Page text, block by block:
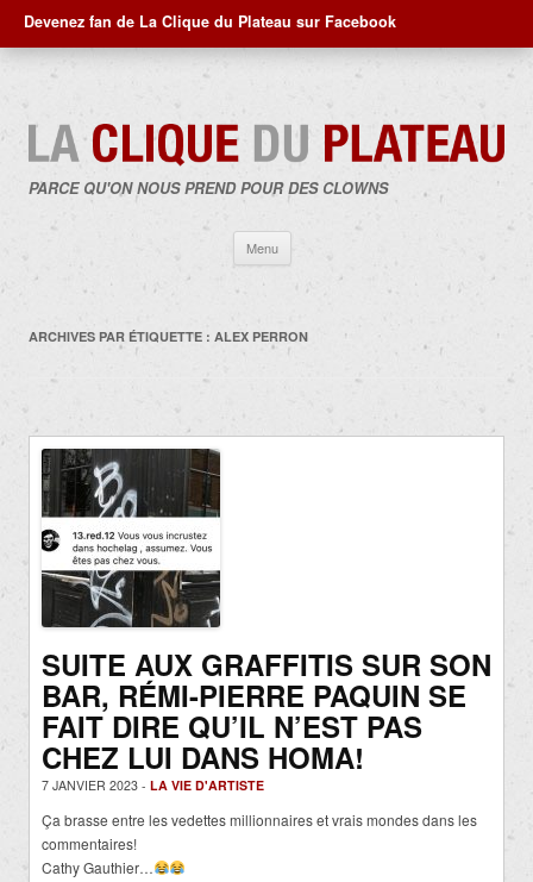
Devenez fan de La Clique du Plateau sur Facebook
PARCE QU'ON NOUS PREND POUR DES CLOWNS
Menu
contenu
ARCHIVES PAR ÉTIQUETTE : ALEX PERRON
SUITE AUX GRAFFITIS SUR SON
BAR, RÉMI-PIERRE PAQUIN SE
FAIT DIRE QU’IL N’EST PAS
CHEZ LUI DANS HOMA!
7 JANVIER 2023 - LA VIE D'ARTISTE
Ça brasse entre les vedettes millionnaires et vrais mondes dans les
commentaires!
Cathy Gauthier…